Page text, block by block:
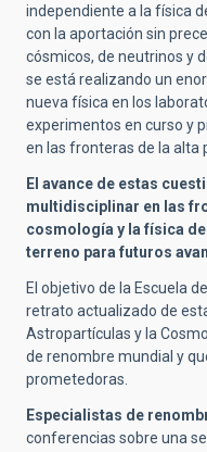
independiente a la física
con la aportación sin
cósmicos, de neutrinos y
se está realizando un
nueva física en los
experimentos en curso y
en las fronteras de la alta
El avance de estas
multidisciplinar en las
cosmología y la física
terreno para futuros
El objetivo de la Escuela
retrato actualizado de
Astropartículas y la
de renombre mundial y
prometedoras.
Especialistas de
conferencias sobre una